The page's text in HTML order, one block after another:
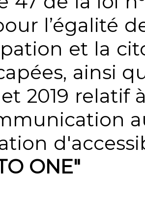
l’égalité
et la
ainsi
2019 relatif
ONE"